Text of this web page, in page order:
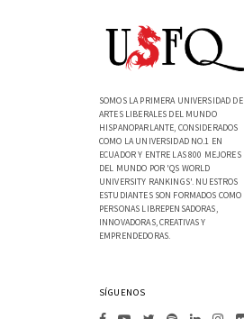
SOMOS LA PRIMERA UNIVERSIDAD DE
ARTES LIBERALES DEL MUNDO
HISPANOPARLANTE, CONSIDERADOS
COMO LA UNIVERSIDAD NO.1 EN
ECUADOR Y ENTRE LAS 800 MEJORES
DEL MUNDO POR 'QS WORLD
UNIVERSITY RANKINGS'. NUESTROS
ESTUDIANTES SON FORMADOS COMO
PERSONAS LIBREPENSADORAS,
INNOVADORAS, CREATIVAS Y
EMPRENDEDORAS.
SÍGUENOS